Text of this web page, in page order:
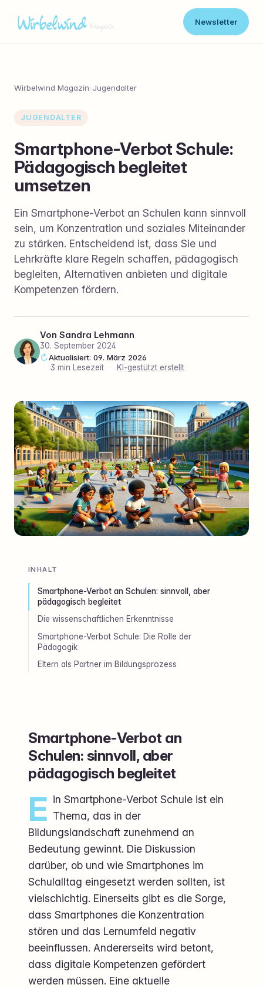
Newsletter
Wirbelwind Magazin›Jugendalter
JUGENDALTER
Smartphone-Verbot Schule:
Pädagogisch begleitet
umsetzen
Ein Smartphone-Verbot an Schulen kann sinnvoll
sein, um Konzentration und soziales Miteinander
zu stärken. Entscheidend ist, dass Sie und
Lehrkräfte klare Regeln schaffen, pädagogisch
begleiten, Alternativen anbieten und digitale
Kompetenzen fördern.
Von Sandra Lehmann
30. September 2024
Aktualisiert: 09. März 2026
·
3 min Lesezeit · KI-gestützt erstellt
INHALT
Smartphone-Verbot an Schulen: sinnvoll, aber
pädagogisch begleitet
Die wissenschaftlichen Erkenntnisse
Smartphone-Verbot Schule: Die Rolle der
Pädagogik
Eltern als Partner im Bildungsprozess
Smartphone-Verbot an
Schulen: sinnvoll, aber
pädagogisch begleitet
E in Smartphone-Verbot Schule ist ein
Thema, das in der
Bildungslandschaft zunehmend an
Bedeutung gewinnt. Die Diskussion
darüber, ob und wie Smartphones im
Schulalltag eingesetzt werden sollten, ist
vielschichtig. Einerseits gibt es die Sorge,
dass Smartphones die Konzentration
stören und das Lernumfeld negativ
beeinflussen. Andererseits wird betont,
dass digitale Kompetenzen gefördert
werden müssen. Eine aktuelle